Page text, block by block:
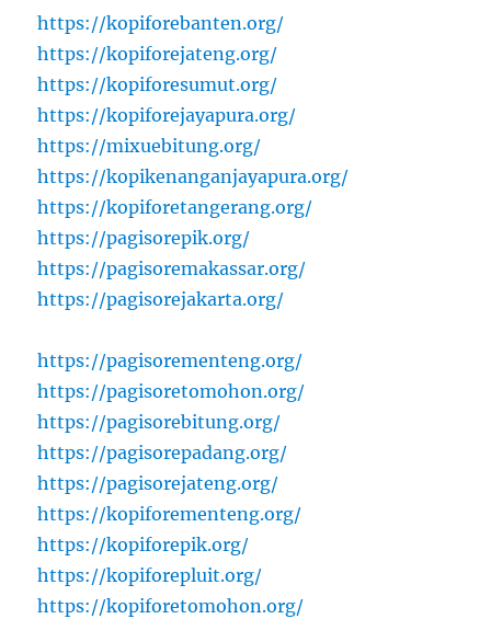
https://kopiforebanten.org/
https://kopiforejateng.org/
https://kopiforesumut.org/
https://kopiforejayapura.org/
https://mixuebitung.org/
https://kopikenanganjayapura.org/
https://kopiforetangerang.org/
https://pagisorepik.org/
https://pagisoremakassar.org/
https://pagisorejakarta.org/
https://pagisorementeng.org/
https://pagisoretomohon.org/
https://pagisorebitung.org/
https://pagisorepadang.org/
https://pagisorejateng.org/
https://kopiforementeng.org/
https://kopiforepik.org/
https://kopiforepluit.org/
https://kopiforetomohon.org/